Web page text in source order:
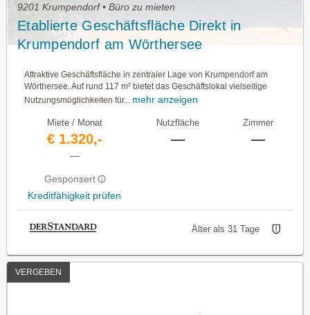
9201 Krumpendorf • Büro zu mieten
Etablierte Geschäftsfläche Direkt in
Krumpendorf am Wörthersee
Attraktive Geschäftsfläche in zentraler Lage von Krumpendorf am
Wörthersee. Auf rund 117 m² bietet das Geschäftslokal vielseitige
Nutzungsmöglichkeiten für... mehr anzeigen
Miete / Monat
€ 1.320,-
—
Gesponsert
Kreditfähigkeit prüfen
Nutzfläche
—
Zimmer
—
Älter als 31 Tage
VERGEBEN